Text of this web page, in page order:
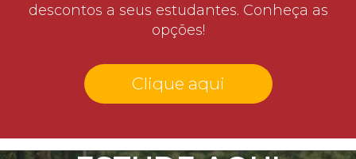
descontos a seus estudantes. Conheça as
opções!
Clique aqui